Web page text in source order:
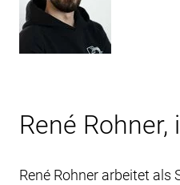
René Rohner,
René Rohner arbeitet als